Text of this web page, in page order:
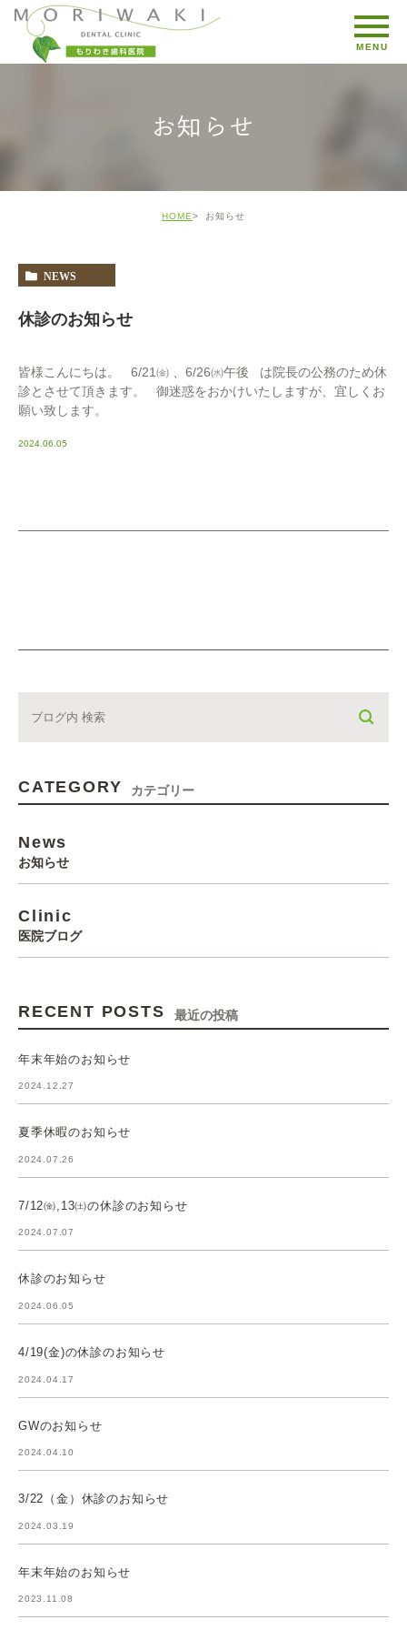
お知らせ
HOME お知らせ
NEWS
休診のお知らせ
皆様こんにちは。 6/21㈮ 、6/26㈬午後 は院長の公務のため休
診とさせて頂きます。 御迷惑をおかけいたしますが、宜しくお
願い致します。
2024.06.05
CATEGORY カテゴリー
News
お知らせ
Clinic
医院ブログ
RECENT POSTS 最近の投稿
年末年始のお知らせ
2024.12.27
夏季休暇のお知らせ
2024.07.26
7/12㈮,13㈯の休診のお知らせ
2024.07.07
休診のお知らせ
2024.06.05
4/19(金)の休診のお知らせ
2024.04.17
GWのお知らせ
2024.04.10
3/22（金）休診のお知らせ
2024.03.19
年末年始のお知らせ
2023.11.08